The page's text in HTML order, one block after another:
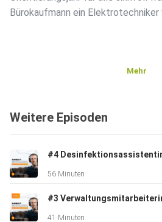
Bürokaufmann ein Elektrotechniker
Mehr
Weitere Episoden
56 Minuten
41 Minuten